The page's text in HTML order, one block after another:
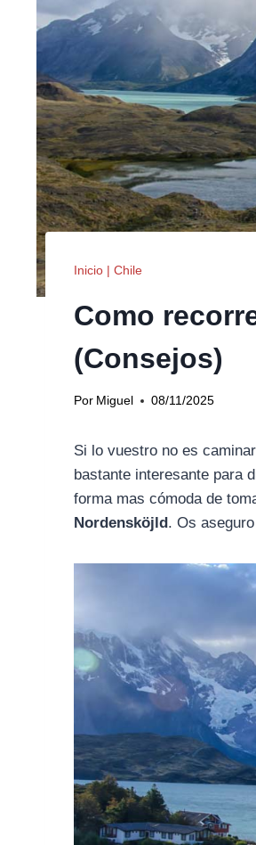
Inicio | Chile
Como
(Consejos)
Por Miguel 08/11/2025
Si lo vuestro no es
bastante interesante para
forma mas cómoda de
Nordensköjld. Os